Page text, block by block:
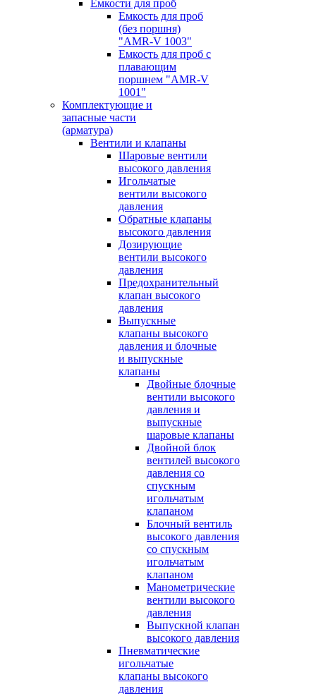
Емкости для проб
Емкость для проб
(без поршня)
"AMR-V 1003"
Емкость для проб с
плавающим
поршнем "AMR-V
1001"
Комплектующие и
запасные части
(арматура)
Вентили и клапаны
Шаровые вентили
высокого давления
Игольчатые
вентили высокого
давления
Обратные клапаны
высокого давления
Дозирующие
вентили высокого
давления
Предохранительный
клапан высокого
давления
Выпускные
клапаны высокого
давления и блочные
и выпускные
клапаны
Двойные блочные
вентили высокого
давления и
выпускные
шаровые клапаны
Двойной блок
вентилей высокого
давления со
спускным
игольчатым
клапаном
Блочный вентиль
высокого давления
со спускным
игольчатым
клапаном
Манометрические
вентили высокого
давления
Выпускной клапан
высокого давления
Пневматические
игольчатые
клапаны высокого
давления